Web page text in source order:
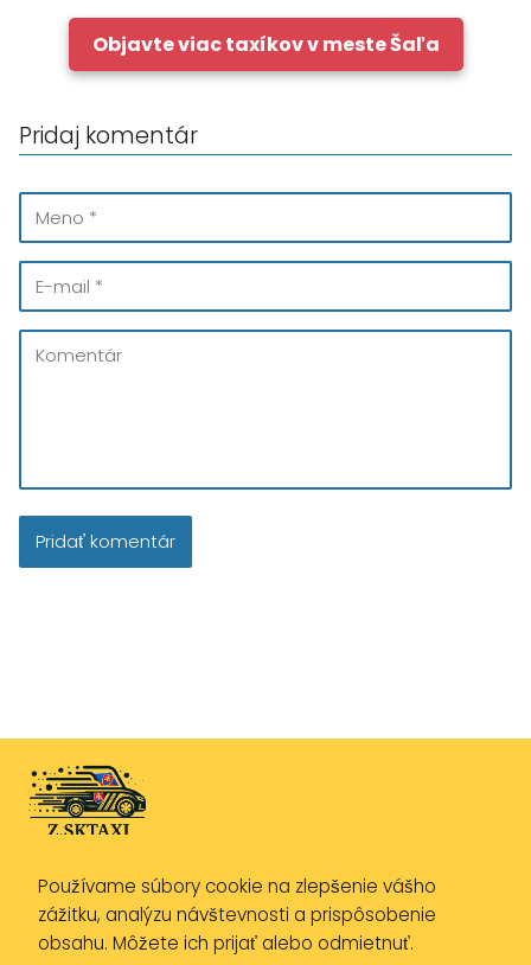
Objavte viac taxíkov v meste Šaľa
Pridaj komentár
Zásady ochrany osobných údajov
Zásady používania cookies
Používame súbory cookie na zlepšenie vášho
zážitku, analýzu návštevnosti a prispôsobenie
obsahu. Môžete ich prijať alebo odmietnuť.